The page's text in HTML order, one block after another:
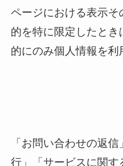
ページにおける表示そ
的を特に限定したとき
的にのみ個人情報を利
「お問い合わせの返
行」「サービスに関す